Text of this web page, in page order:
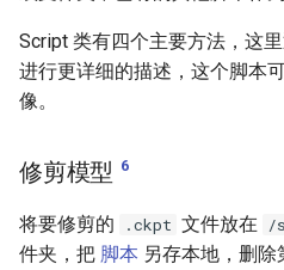
Script 类有四个主要方法，这
进行更详细的描述，这个脚本
像。
修剪模型 6
将要修剪的 .ckpt 文件放在 /
件夹，把 脚本 另存本地，删除